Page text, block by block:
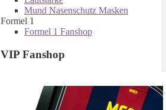
Mund Nasenschutz Masken
Formel 1
Formel 1 Fanshop
VIP Fanshop